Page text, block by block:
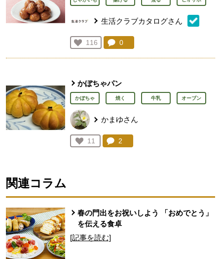
生活クラブカタログさん
お気に入り登録：
116
人が登録
コメント：
0
かぼちゃパン
かぼちゃ 焼く 牛乳 オーブン
かまゆさん
お気に入り登録：
11
人が登録
コメント：
2
関連コラム
春の門出をお祝いしよう 「おめでとう」
を伝える食卓
[記事を読む]